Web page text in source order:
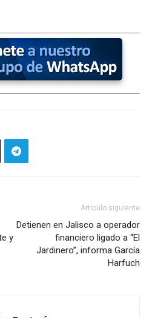
y
Artículo siguiente
Detienen en Jalisco a operador
financiero ligado a “El
Jardinero”, informa García
Harfuch